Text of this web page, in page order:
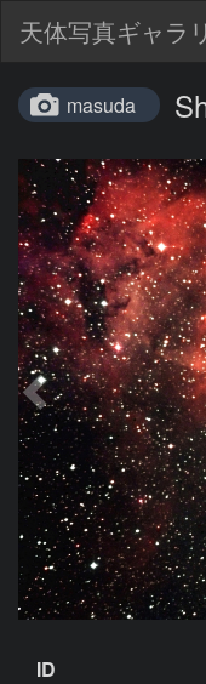
天体写真ギャラ
masuda
ID